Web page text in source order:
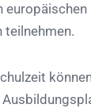
europäischen